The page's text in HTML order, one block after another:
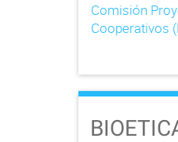
Comisión
Cooperativos